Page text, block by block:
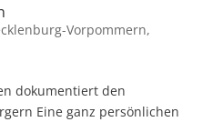
Vorpommern,
dokumentiert den
Eine ganz persönlichen